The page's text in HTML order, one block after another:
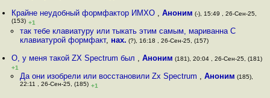
Крайне неудобный формфактор ИМХО ,Аноним (-), 15:49 , 26-Сен-25,
(153) +1
так тебе клавиатуру или тыкать этим самым, мариванна С
клавиатурой формфакт, нах. (?), 16:18 , 26-Сен-25, (157)
О, у меня такой ZX Spectrum был ,Аноним (181), 20:04 , 26-Сен-25, (181)
+1
Да они изобрели или восстановили Zx Spectrum , Аноним (185),
22:11 , 26-Сен-25, (185) +1